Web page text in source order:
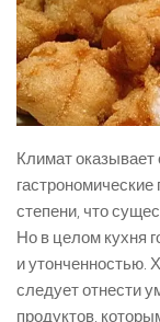
Климат
степени, что
Но в целом кухня
и утонченностью.
следует отнести
продуктов,